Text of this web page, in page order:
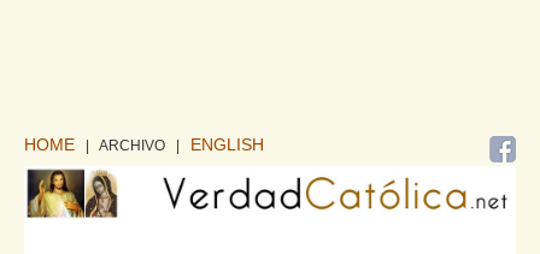
HOME | ARCHIVO ENGLISH